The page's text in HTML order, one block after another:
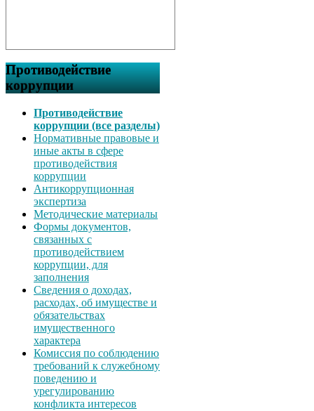
Противодействие
коррупции
Противодействие
коррупции (все разделы)
Нормативные правовые и
иные акты в сфере
противодействия
коррупции
Антикоррупционная
экспертиза
Методические материалы
Формы документов,
связанных с
противодействием
коррупции, для
заполнения
Сведения о доходах,
расходах, об имуществе и
обязательствах
имущественного
характера
Комиссия по соблюдению
требований к служебному
поведению и
урегулированию
конфликта интересов